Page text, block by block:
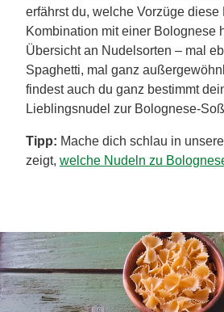
erfährst du, welche Vorzüge diese
Kombination mit einer Bolognese
Übersicht an Nudelsorten – mal
Spaghetti, mal ganz
findest auch du ganz bestimmt
Lieblingsnudel zur Bolognese-
Tipp: Mache dich schlau in
zeigt, welche Nudeln zu